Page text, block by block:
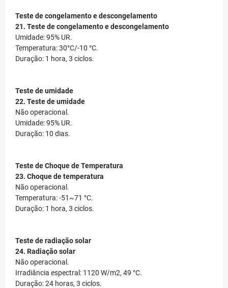
Teste de congelamento e descongelamento
21. Teste de congelamento e descongelamento
Umidade: 95% UR.
Temperatura: 30°C/-10 °C.
Duração: 1 hora, 3 ciclos.
Teste de umidade
22. Teste de umidade
Não operacional.
Umidade: 95% UR.
Duração: 10 dias.
Teste de Choque de Temperatura
23. Choque de temperatura
Não operacional.
Temperatura: -51~71 °C.
Duração: 1 hora, 3 ciclos.
Teste de radiação solar
24. Radiação solar
Não operacional.
Irradiância espectral: 1120 W/m2, 49 °C.
Duração: 24 horas, 3 ciclos.